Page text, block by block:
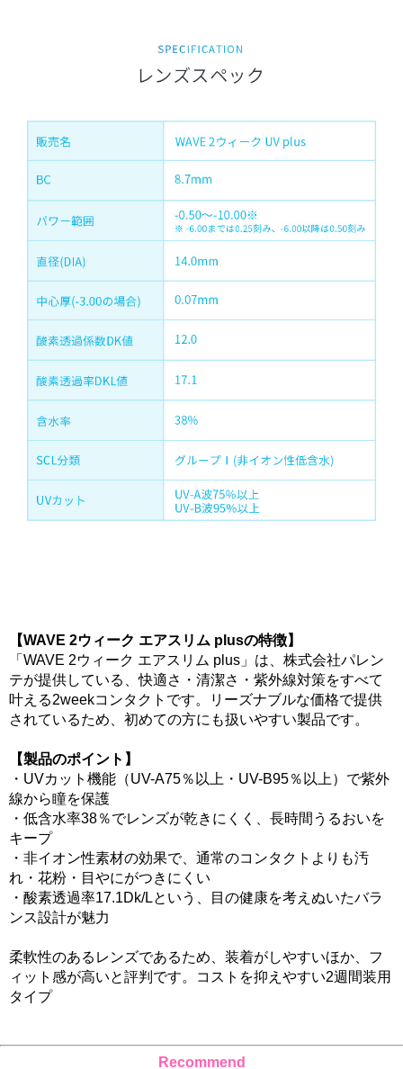
【WAVE 2ウィーク エアスリム plusの特徴】
「WAVE 2ウィーク エアスリム plus」は、株式会社パレン
テが提供している、快適さ・清潔さ・紫外線対策をすべて
叶える2weekコンタクトです。リーズナブルな価格で提供
されているため、初めての方にも扱いやすい製品です。
【製品のポイント】
・UVカット機能（UV-A75％以上・UV-B95％以上）で紫外
線から瞳を保護
・低含水率38％でレンズが乾きにくく、長時間うるおいを
キープ
・非イオン性素材の効果で、通常のコンタクトよりも汚
れ・花粉・目やにがつきにくい
・酸素透過率17.1Dk/Lという、目の健康を考えぬいたバラ
ンス設計が魅力
柔軟性のあるレンズであるため、装着がしやすいほか、フ
ィット感が高いと評判です。コストを抑えやすい2週間装用
タイプ
Recommend